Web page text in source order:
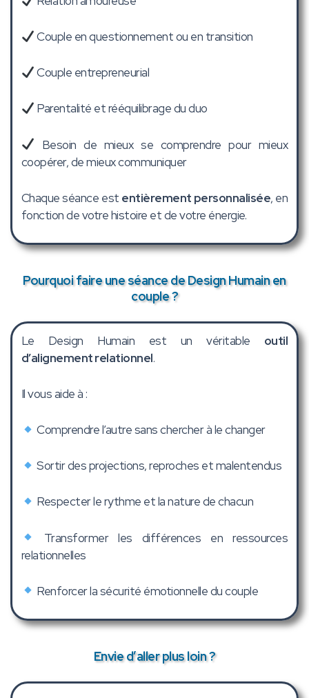
Couple en questionnement ou en transition
Couple entrepreneurial
Parentalité et rééquilibrage du duo
Besoin de mieux se comprendre pour mieux
coopérer, de mieux communiquer
Chaque séance est entièrement personnalisée, en
fonction de votre histoire et de votre énergie.
Pourquoi faire une séance de Design Humain en
couple ?
Le Design Humain est un véritable outil
d’alignement relationnel.
Il vous aide à :
Comprendre l’autre sans chercher à le changer
Sortir des projections, reproches et malentendus
Respecter le rythme et la nature de chacun
Transformer les différences en ressources
relationnelles
Renforcer la sécurité émotionnelle du couple
Envie d’aller plus loin ?